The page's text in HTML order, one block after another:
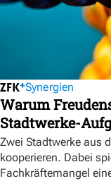
Synergien
Warum
Stadtwerke-
Zwei Stadtwerke aus
kooperieren. Dabei
Fachkräftemangel